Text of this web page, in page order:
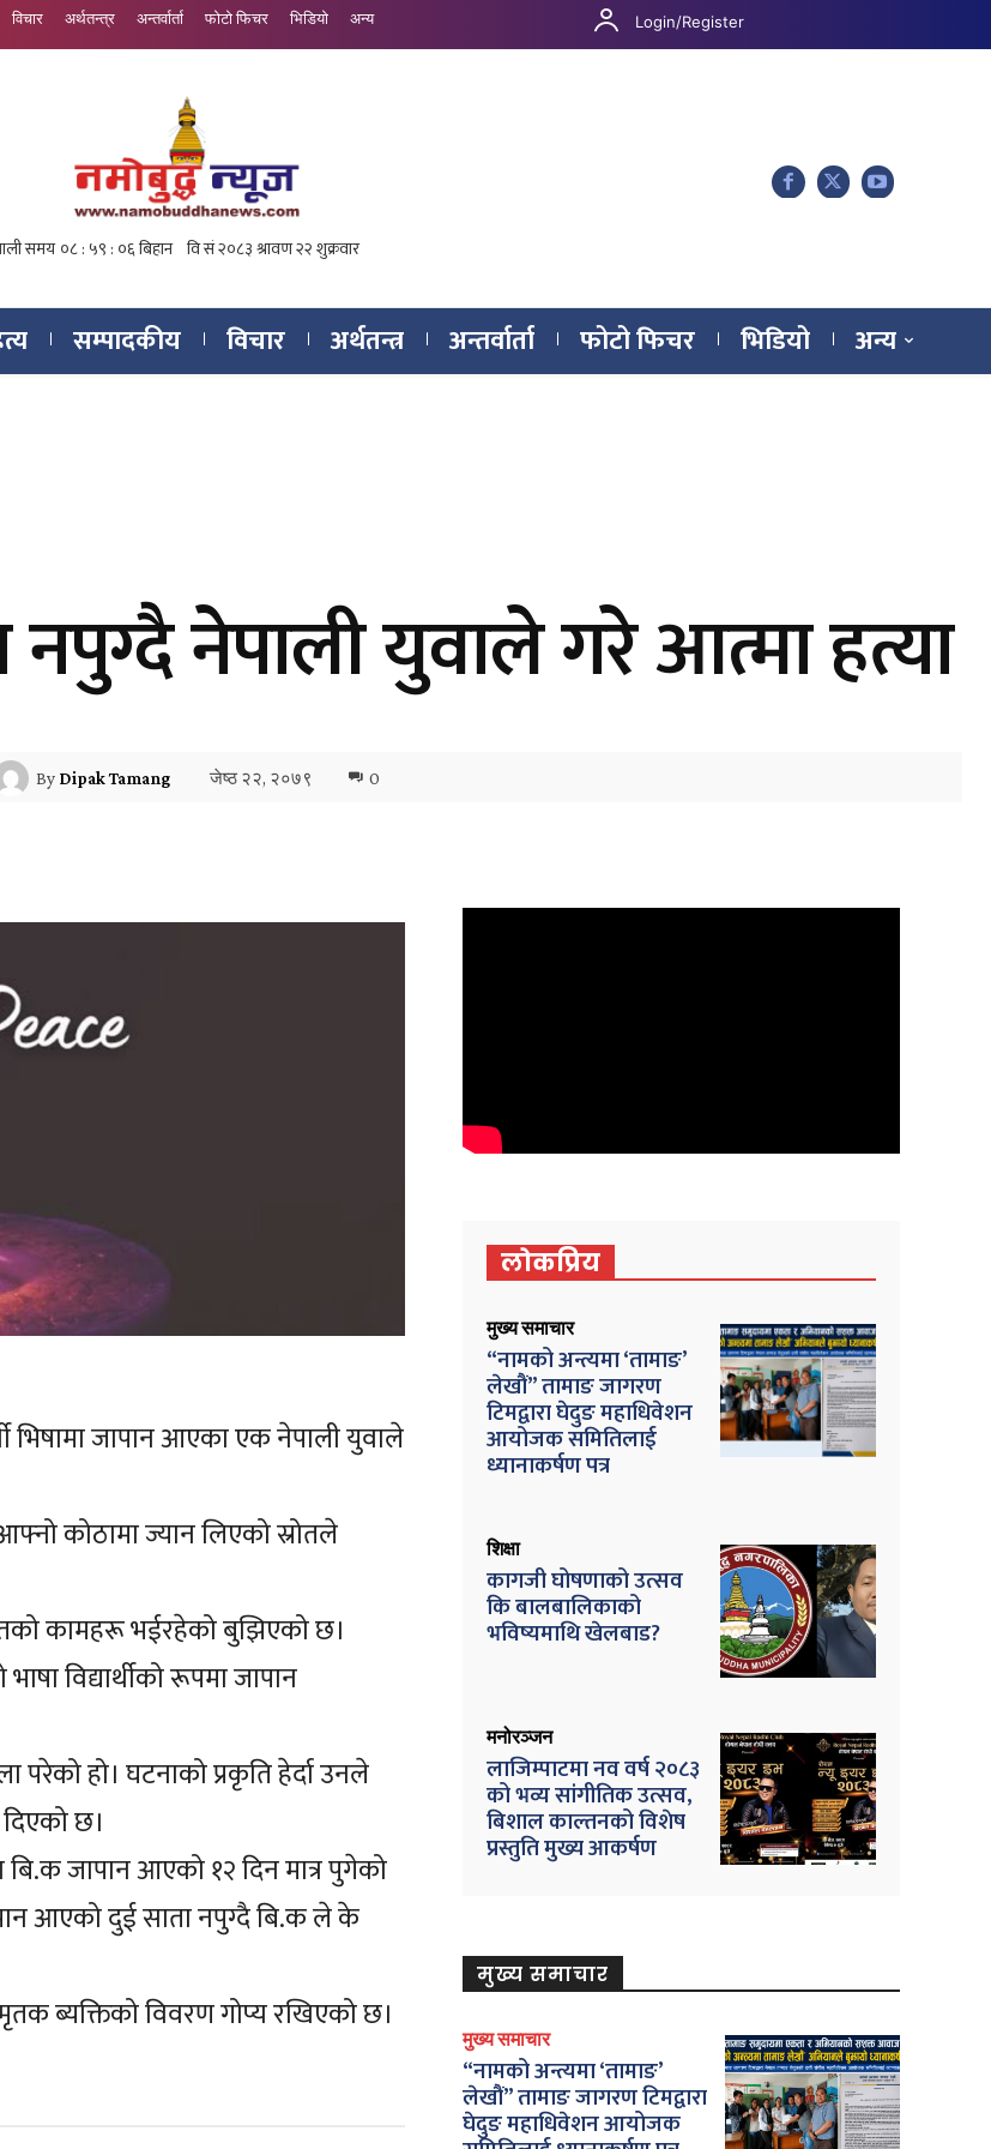
विचार अर्थतन्त्र अन्तर्वार्ता फोटो फिचर भिडियो अन्य Login/Register
सम्पादकीय विचार अर्थतन्त्र अन्तर्वार्ता फोटो फिचर भिडियो अन्य
नेपाली युवाले गरे आत्मा हत्या
By Dipak Tamang जेष्ठ २२, २०७९ 0
भिषामा जापान आएका एक नेपाली युवाले
कोठामा ज्यान लिएको स्रोतले
कामहरू भईरहेको बुझिएको छ।
विद्यार्थीको रूपमा जापान
हो। घटनाको प्रकृति हेर्दा उनले
छ।
बि.क जापान आएको १२ दिन मात्र पुगेको
आएको दुई साता नपुग्दै बि.क ले के
ब्यक्तिको विवरण गोप्य रखिएको छ।
लोकप्रिय
मुख्य समाचार
“नामको अन्त्यमा ‘तामाङ’
लेखौं” तामाङ जागरण
टिमद्वारा घेदुङ महाधिवेशन
आयोजक समितिलाई
ध्यानाकर्षण पत्र
शिक्षा
कागजी घोषणाको उत्सव
कि बालबालिकाको
भविष्यमाथि खेलबाड?
मनोरञ्जन
लाजिम्पाटमा नव वर्ष २०८३
को भव्य सांगीतिक उत्सव,
बिशाल काल्तनको विशेष
प्रस्तुति मुख्य आकर्षण
मुख्य समाचार
मुख्य समाचार
“नामको अन्त्यमा ‘तामाङ’
लेखौं” तामाङ जागरण टिमद्वारा
घेदुङ महाधिवेशन आयोजक